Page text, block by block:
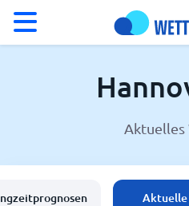
Wetter in Hannover
Aktuelle